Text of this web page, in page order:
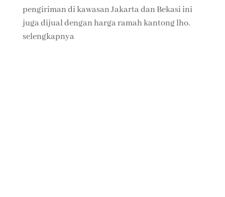
pengiriman di kawasan Jakarta dan Bekasi ini
juga dijual dengan harga ramah kantong lho.
selengkapnya